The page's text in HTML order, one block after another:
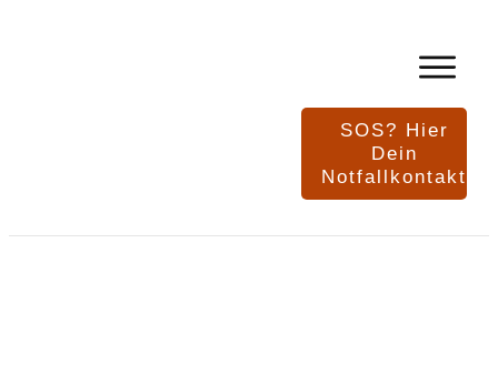
SOS? Hier
Dein
Notfallkontakt